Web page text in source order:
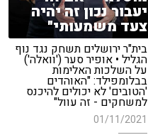
יעבור נכון זה יהיה
צעד משמעותי"
בית"ר ירושלים תשחק נגד נוף
הגליל • אופיר סער ('וואלה')
על השלכות האלימות
בבלומפילד: "האוהדים
'הטובים' לא יכולים להיכנס
למשחקים - זה עוול"
01/11/2021